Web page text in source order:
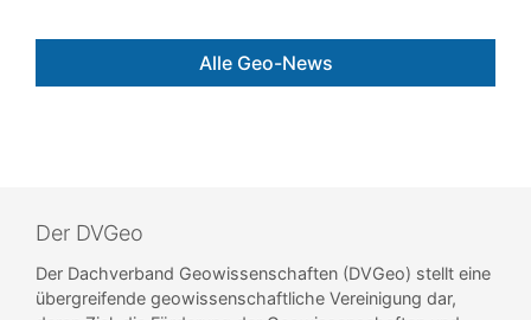
Alle Geo-News
Der DVGeo
Der Dachverband Geowissenschaften (DVGeo) stellt eine
übergreifende geowissenschaftliche Vereinigung dar,